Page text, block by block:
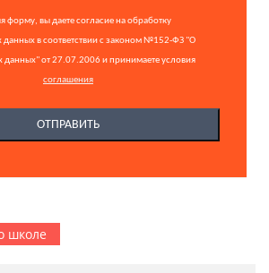
форму, вы даете согласие на обработку
данных в соответствии с законом №152-ФЗ "О
данных" от 27.07.2006 и принимаете условия
соглашения
школе